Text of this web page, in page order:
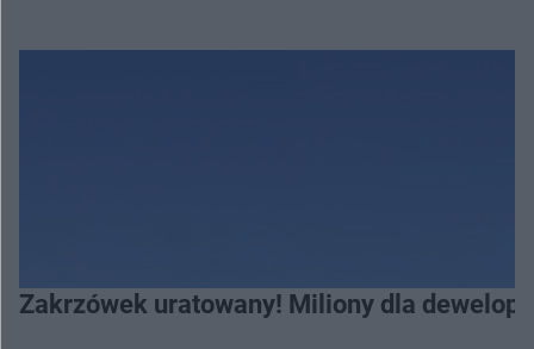
Zakrzówek uratowany! Miliony dla